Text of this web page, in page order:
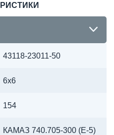
43118-23011-50
6х6
154
КАМАЗ 740.705-300 (Е-5)